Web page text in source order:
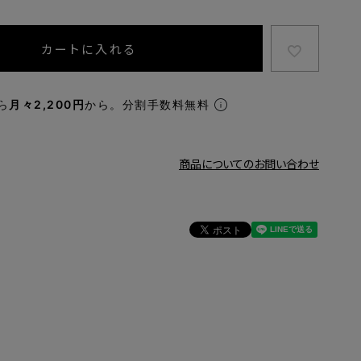
カートに入れる
月々2,200円から。分割手数料無料
商品についてのお問い合わせ